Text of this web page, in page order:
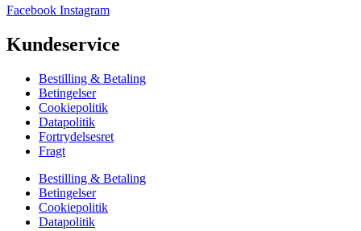
Facebook Instagram
Kundeservice
Bestilling & Betaling
Betingelser
Cookiepolitik
Datapolitik
Fortrydelsesret
Fragt
Bestilling & Betaling
Betingelser
Cookiepolitik
Datapolitik